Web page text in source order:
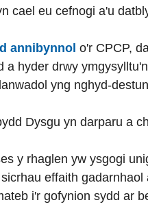
cael eu cefnogi a'u
annibynnol o'r CPCP,
a hyder drwy
yng nghyd-
Dysgu yn darparu a
y rhaglen yw ysgogi
effaith
i'r gofynion sydd ar